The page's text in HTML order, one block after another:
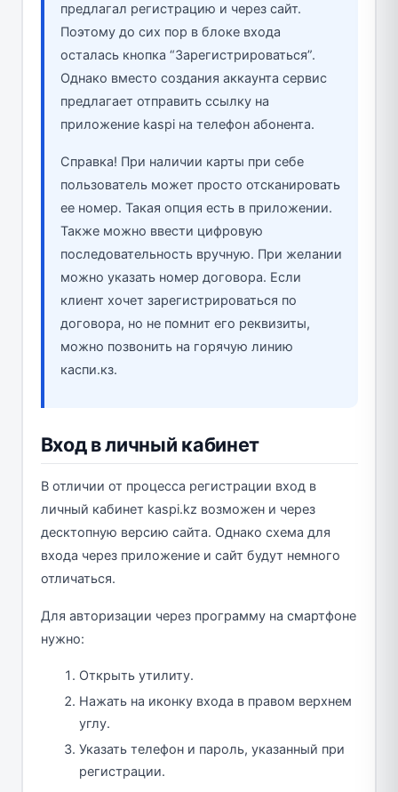
предлагал регистрацию и через сайт.
Поэтому до сих пор в блоке входа
осталась кнопка “Зарегистрироваться”.
Однако вместо создания аккаунта сервис
предлагает отправить ссылку на
приложение kaspi на телефон абонента.
Справка! При наличии карты при себе
пользователь может просто отсканировать
ее номер. Такая опция есть в приложении.
Также можно ввести цифровую
последовательность вручную. При желании
можно указать номер договора. Если
клиент хочет зарегистрироваться по
договора, но не помнит его реквизиты,
можно позвонить на горячую линию
каспи.кз.
Вход в личный кабинет
В отличии от процесса регистрации вход в
личный кабинет kaspi.kz возможен и через
десктопную версию сайта. Однако схема для
входа через приложение и сайт будут немного
отличаться.
Для авторизации через программу на смартфоне
нужно:
Открыть утилиту.
Нажать на иконку входа в правом верхнем
углу.
Указать телефон и пароль, указанный при
регистрации.